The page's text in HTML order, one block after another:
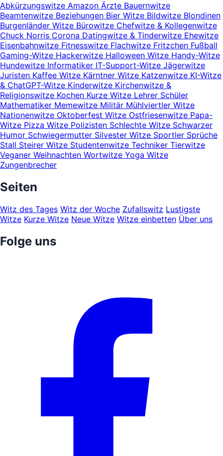
Abkürzungswitze Amazon Ärzte Bauernwitze
Beamtenwitze Beziehungen Bier Witze Bildwitze Blondinen
Burgenländer Witze Bürowitze Chefwitze & Kollegenwitze
Chuck Norris Corona Datingwitze & Tinderwitze Ehewitze
Eisenbahnwitze Fitnesswitze Flachwitze Fritzchen Fußball
Gaming-Witze Hackerwitze Halloween Witze Handy-Witze
Hundewitze Informatiker IT-Support-Witze Jägerwitze
Juristen Kaffee Witze Kärntner Witze Katzenwitze KI-Witze
& ChatGPT-Witze Kinderwitze Kirchenwitze &
Religionswitze Kochen Kurze Witze Lehrer Schüler
Mathematiker Memewitze Militär Mühlviertler Witze
Nationenwitze Oktoberfest Witze Ostfriesenwitze Papa-
Witze Pizza Witze Polizisten Schlechte Witze Schwarzer
Humor Schwiegermutter Silvester Witze Sportler Sprüche
Stall Steirer Witze Studentenwitze Techniker Tierwitze
Veganer Weihnachten Wortwitze Yoga Witze
Zungenbrecher
Seiten
Witz des Tages Witz der Woche Zufallswitz Lustigste
Witze Kurze Witze Neue Witze Witze einbetten Über uns
Folge uns